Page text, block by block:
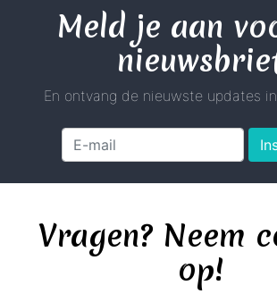
Meld je aan
En ontvang de nieuwste updates
Vragen? Neem
op!